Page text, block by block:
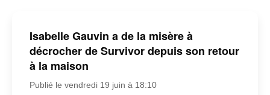
Isabelle Gauvin a de la misère à
décrocher de Survivor depuis son retour
à la maison
Publié le vendredi 19 juin à 18:10